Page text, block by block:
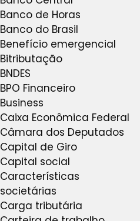
Banco de Horas
Banco do Brasil
Benefício emergencial
Bitributação
BNDES
BPO Financeiro
Business
Caixa Econômica Federal
Câmara dos Deputados
Capital de Giro
Capital social
Características
societárias
Carga tributária